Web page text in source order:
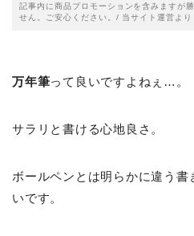
記事内に商品プロモーションを含みますが
せん。ご安心ください。/ 当サイト運営より
万年筆って良いですよねぇ…。
サラリと書ける心地良さ。
ボールペンとは明らかに違う書
いです。